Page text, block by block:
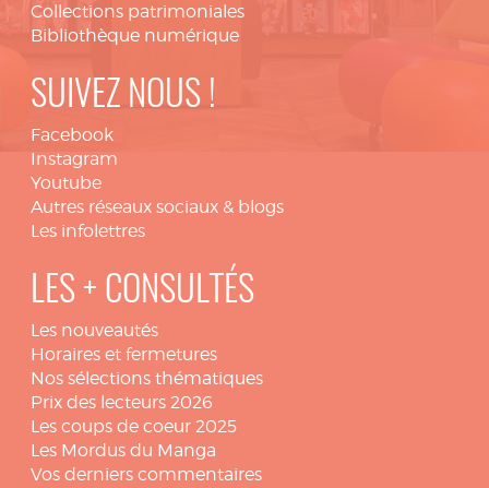
Collections patrimoniales
Bibliothèque numérique
SUIVEZ NOUS !
Facebook
Instagram
Youtube
Autres réseaux sociaux & blogs
Les infolettres
LES + CONSULTÉS
Les nouveautés
Horaires et fermetures
Nos sélections thématiques
Prix des lecteurs 2026
Les coups de coeur 2025
Les Mordus du Manga
Vos derniers commentaires